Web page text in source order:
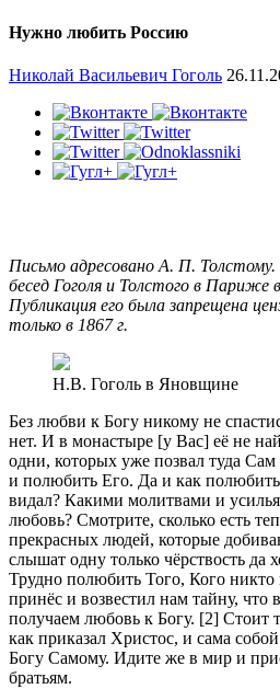
Нужно любить Россию
Николай Васильевич Гоголь
Письмо адресовано А. П.
бесед Гоголя и Толстого в Париже
Публикация его была запрещена
только в 1867 г.
Н.В. Гоголь в Яновщине
Без любви к Богу никому не
нет. И в монастыре [у Вас] её не
одни, которых уже позвал туда Сам
и полюбить Его. Да и как
видал? Какими молитвами и
любовь? Смотрите, сколько есть
прекрасных людей, которые
слышат одну только чёрствость да
Трудно полюбить Того, Кого
принёс и возвестил нам тайну, что
получаем любовь к Богу. [2] Стоит
как приказал Христос, и сама
Богу Самому. Идите же в мир и
братьям.